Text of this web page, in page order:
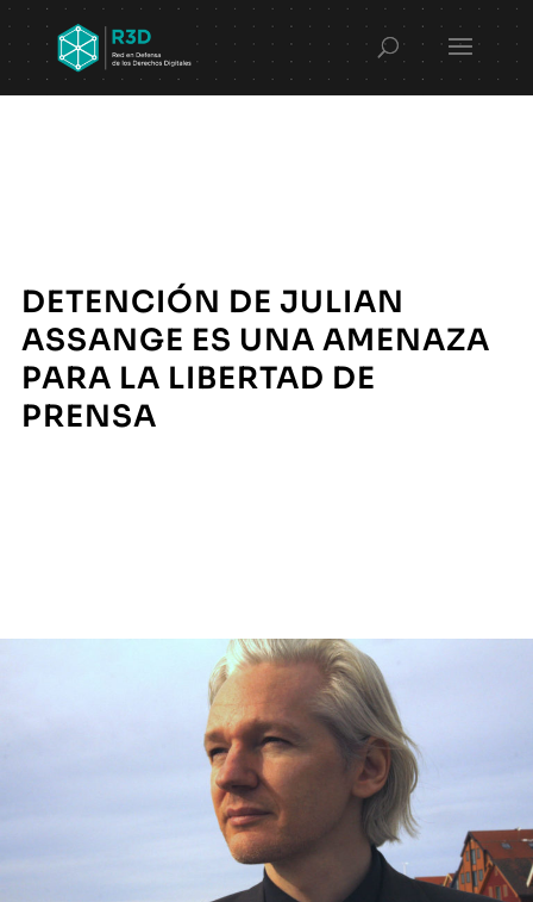
DETENCIÓN DE JULIAN
ASSANGE ES UNA AMENAZA
PARA LA LIBERTAD DE
PRENSA